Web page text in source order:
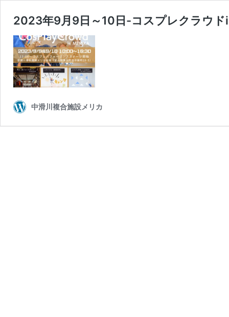
2023年9月9日～10日-コスプレクラウ
中滑川複合施設メリカ